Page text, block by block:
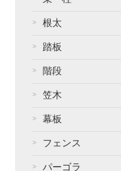
根太
踏板
階段
笠木
幕板
フェンス
パーゴラ